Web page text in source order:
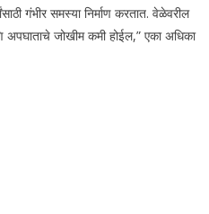
गंभीर समस्या निर्माण करतात. वेळेवरील
अपघाताचे जोखीम कमी होईल,” एका अधिका